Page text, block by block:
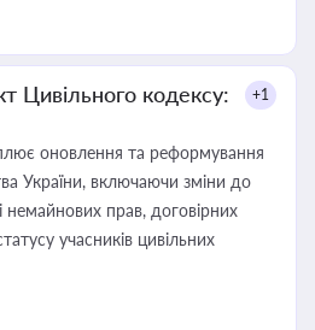
Цивільного кодексу:
+1
оновлення та реформування
України, включаючи зміни до
немайнових прав, договірних
учасників цивільних